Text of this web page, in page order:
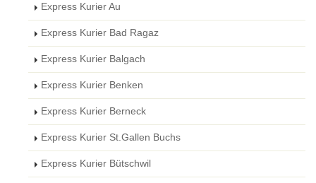
Express Kurier Au
Express Kurier Bad Ragaz
Express Kurier Balgach
Express Kurier Benken
Express Kurier Berneck
Express Kurier St.Gallen Buchs
Express Kurier Bütschwil